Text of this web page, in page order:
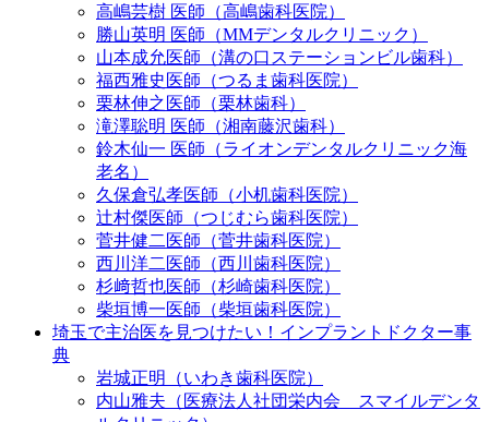
高嶋芸樹 医師（高嶋歯科医院）
勝山英明 医師（MMデンタルクリニック）
山本成允医師（溝の口ステーションビル歯科）
福西雅史医師（つるま歯科医院）
栗林伸之医師（栗林歯科）
滝澤聡明 医師（湘南藤沢歯科）
鈴木仙一 医師（ライオンデンタルクリニック海
老名）
久保倉弘孝医師（小机歯科医院）
辻村傑医師（つじむら歯科医院）
菅井健二医師（菅井歯科医院）
西川洋二医師（西川歯科医院）
杉﨑哲也医師（杉崎歯科医院）
柴垣博一医師（柴垣歯科医院）
埼玉で主治医を見つけたい！インプラントドクター事
典
岩城正明（いわき歯科医院）
内山雅夫（医療法人社団栄内会 スマイルデンタ